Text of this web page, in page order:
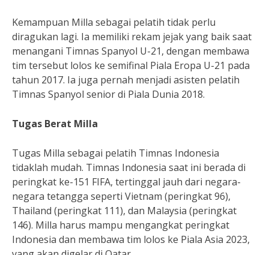
Kemampuan Milla sebagai pelatih tidak perlu
diragukan lagi. Ia memiliki rekam jejak yang baik saat
menangani Timnas Spanyol U-21, dengan membawa
tim tersebut lolos ke semifinal Piala Eropa U-21 pada
tahun 2017. Ia juga pernah menjadi asisten pelatih
Timnas Spanyol senior di Piala Dunia 2018.
Tugas Berat Milla
Tugas Milla sebagai pelatih Timnas Indonesia
tidaklah mudah. Timnas Indonesia saat ini berada di
peringkat ke-151 FIFA, tertinggal jauh dari negara-
negara tetangga seperti Vietnam (peringkat 96),
Thailand (peringkat 111), dan Malaysia (peringkat
146). Milla harus mampu mengangkat peringkat
Indonesia dan membawa tim lolos ke Piala Asia 2023,